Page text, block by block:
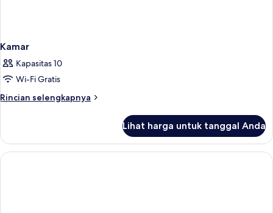
Kamar
Kapasitas 10
Wi-Fi Gratis
Rincian selengkapnya
Rincian
Kamar
Lihat harga untuk tanggal Anda